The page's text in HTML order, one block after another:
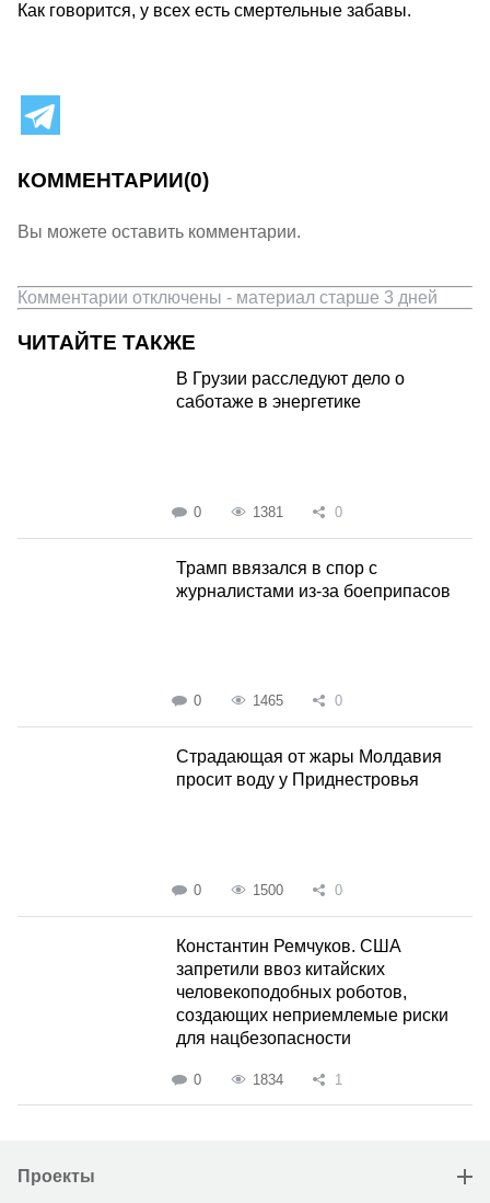
Как говорится, у всех есть смертельные забавы.
КОММЕНТАРИИ(0)
Вы можете оставить комментарии.
Комментарии отключены - материал старше 3 дней
ЧИТАЙТЕ ТАКЖЕ
В Грузии расследуют дело о
саботаже в энергетике
0 1381 0
Трамп ввязался в спор с
журналистами из-за боеприпасов
0 1465 0
Страдающая от жары Молдавия
просит воду у Приднестровья
0 1500 0
Константин Ремчуков. США
запретили ввоз китайских
человекоподобных роботов,
создающих неприемлемые риски
для нацбезопасности
0 1834 1
Проекты